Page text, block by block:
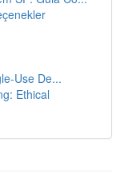
Use De...
Ethical